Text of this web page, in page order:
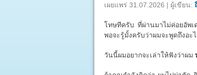
เผยแพร่ 31.07.2026 | ผู้เขียน:
โทษทีครับ ที่ผ่านมาไม่ค่อยอัพเ
พอจะรู้มั้งครับว่าผมจะพูดถึงอะ
วันนี้ผมอยากจะเล่าให้ฟังว่าผม